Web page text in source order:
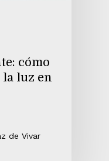
cómo
luz en
de Vivar